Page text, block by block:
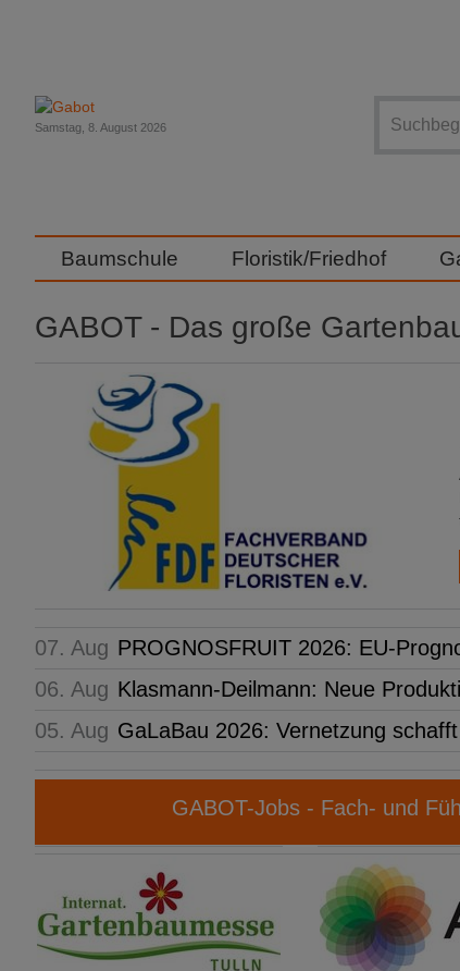
Samstag, 8. August 2026
Baumschule Floristik/Friedhof
GABOT - Das große
07. Aug PROGNOSFRUIT 2026: EU-
06. Aug Klasmann-Deilmann: Neue
05. Aug GaLaBau 2026: Vernetzung
GABOT-Jobs - Fach- und